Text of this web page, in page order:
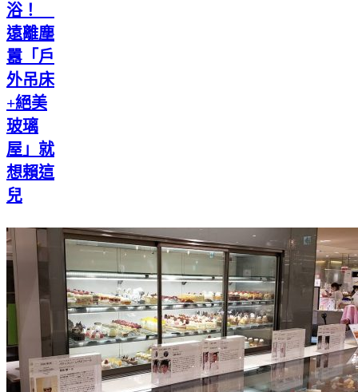
浴！
遠離塵
囂「戶
外吊床
+絕美
玻璃
屋」就
想賴這
兒